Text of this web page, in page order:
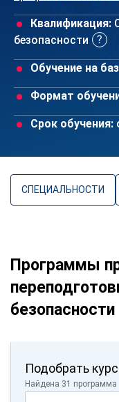
Квалификация:
безопасности
Обучение на
Формат
Срок обучения:
СПЕЦИАЛЬНОСТИ
Программы
безопасности
Подобрать курс
Найдена 31 программа